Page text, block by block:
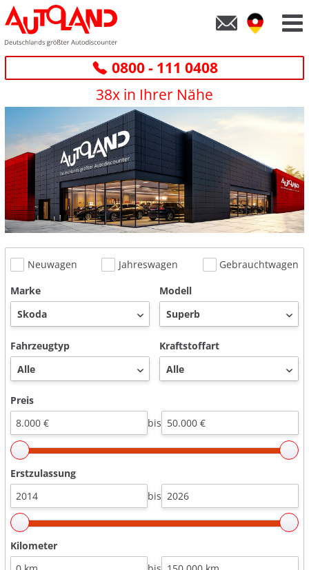
0800 - 111 0408
38x in Ihrer Nähe
Neuwagen Jahreswagen
Gebrauchtwagen
Marke
Modell
Fahrzeugtyp Kraftstoffart
Preis
bis
Erstzulassung
bis
Kilometer